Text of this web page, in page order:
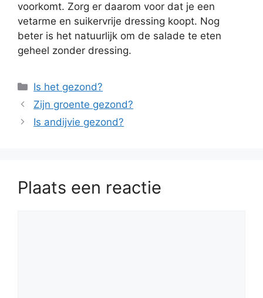
voorkomt. Zorg er daarom voor dat je een
vetarme en suikervrije dressing koopt. Nog
beter is het natuurlijk om de salade te eten
geheel zonder dressing.
Categorieën
Is het gezond?
Zijn groente gezond?
Is andijvie gezond?
Plaats een reactie